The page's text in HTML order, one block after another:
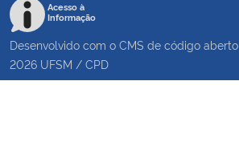
Acesso à
Informação
Desenvolvido com o CMS de código aberto
2026 UFSM / CPD